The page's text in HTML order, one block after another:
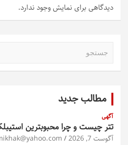
دیدگاهی برای نمایش وجود ندارد.
مطالب جدید
آگهی
تتر چیست و چرا محبوبترین
آگوست 7, 2026